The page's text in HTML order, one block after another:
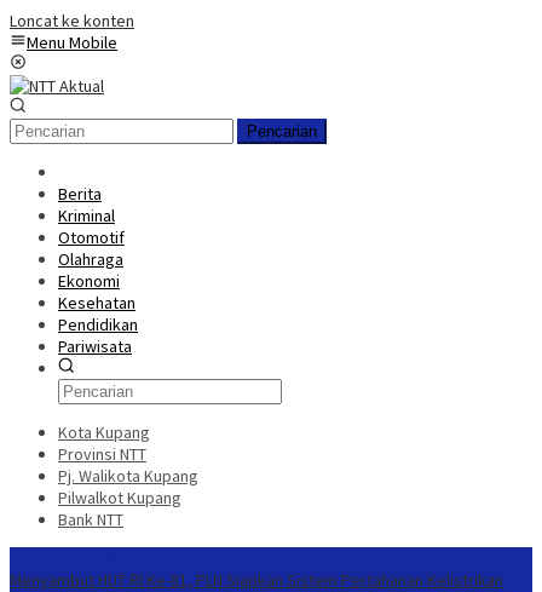
Loncat ke konten
Menu Mobile
Pencarian
Berita
Kriminal
Otomotif
Olahraga
Ekonomi
Kesehatan
Pendidikan
Pariwisata
Kota Kupang
Provinsi NTT
Pj. Walikota Kupang
Pilwalkot Kupang
Bank NTT
Menyambut HUT RI Ke-81, PLN Siapkan Sistem Pertahanan Kelistrikan